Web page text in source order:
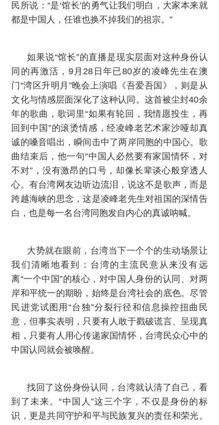
民所说：“是‘馆长’的勇气让我们明白，大家本来就
都是中国人，任谁也换不掉我们的祖宗。”
如果说“馆长”的直播是现实层面对这种身份认
同的再激活，9月28日年已80岁的凌峰先生在澳
门“湾区升明月”晚会上演唱《吾爱吾国》，则是从
文化与情感层面深化了这种认同。这首被尘封40余
年的歌曲，歌词里“如果有轮回，我情愿投生，再
回到中国”的滚烫情感，经凌峰老艺术家沙哑却真
诚的嗓音唱出，瞬间击中了两岸同胞的中国心。歌
曲结束后，他一句“中国人必然要有家国情怀，对
不对”，没有激昂的口号，却像长辈谈心般穿透人
心。有台湾网友边听边流泪，说这不是歌声，而是
跨越海峡的思念，这是凌峰老先生对祖国的深情告
白，也是每一名台湾同胞发自内心的真诚呐喊。
大势就在眼前，台湾当下一个个的生动场景让
我们清晰地看到：台湾的主流民意从来没有远
离“一个中国”的核心，对中国人身份的认同、对两
岸和平统一的期盼，始终是台湾社会的底色。尽管
民进党试图用“台独”分裂行径和信息操控扭曲民
意，但事实表明，只要有人敢于戳破谎言、呈现真
相，只要有人用心传递家国情怀，台湾民众心中的
中国认同就会被唤醒。
找回了这份身份认同，台湾就认清了自己，看
到了未来。“中国人”这三个字，不仅是身份的标
识，更是共同守护和平与民族复兴的责任和荣光。